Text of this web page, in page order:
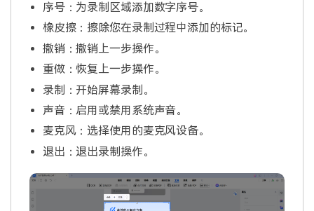
序号：为录制区域添加数字序号。
橡皮擦：擦除您在录制过程中添加的标记。
撤销：撤销上一步操作。
重做：恢复上一步操作。
录制：开始屏幕录制。
声音：启用或禁用系统声音。
麦克风：选择使用的麦克风设备。
退出：退出录制操作。